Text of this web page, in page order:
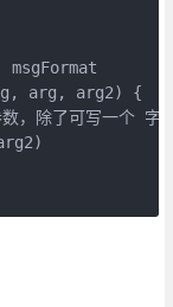
msgFormat
arg, arg2) {
除了可写一个 字